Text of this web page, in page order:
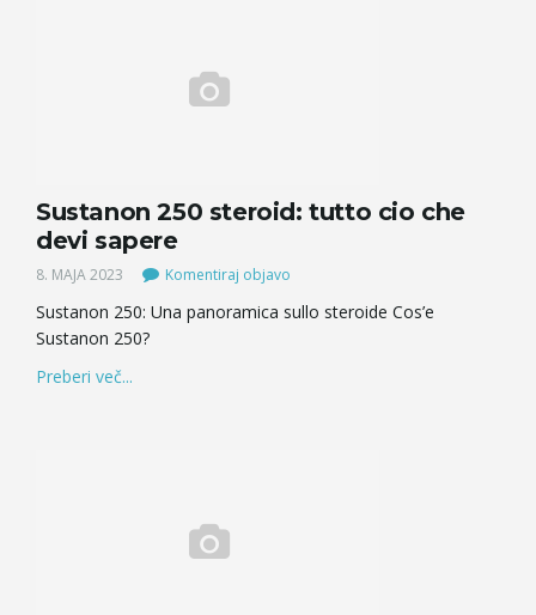
Sustanon 250 steroid: tutto cio che
devi sapere
8. MAJA 2023 Komentiraj objavo
Sustanon 250: Una panoramica sullo steroide Cos’e
Sustanon 250?
Preberi več...